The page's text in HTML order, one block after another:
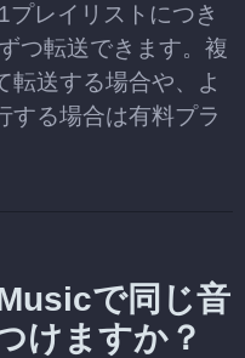
レイリストにつき
つ転送できます。複
転送する場合や、よ
する場合は有料プラ
で同じ音
けますか？